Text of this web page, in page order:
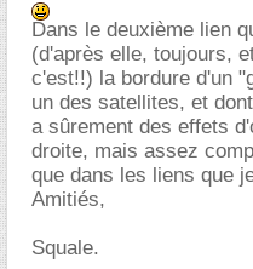
Dans le deuxième lien
(d'après elle, toujours,
c'est!!) la bordure d'un
un des satellites, et
a sûrement des effets
droite, mais assez
que dans les liens que
Amitiés,
Squale.